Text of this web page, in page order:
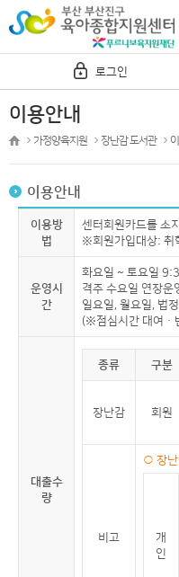
로그인
이용안내
가정양육지원 장난감 도서관
이용안내
이용방
법
센터회원카드를 소
※회원가입대상: 취
운영시
간
화요일 ~ 토요일
격주 수요일 연장
일요일, 월요일, 법
(※점심시간 대여ㆍ
대출수
량
종류 구분
장난감 회원
비고
○ 장난
개
인